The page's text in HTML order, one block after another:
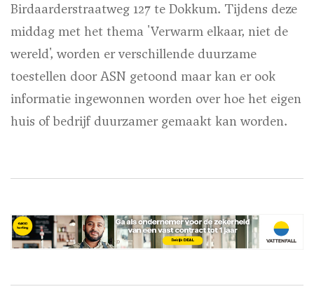
Birdaarderstraatweg 127 te Dokkum. Tijdens deze
middag met het thema 'Verwarm elkaar, niet de
wereld', worden er verschillende duurzame
toestellen door ASN getoond maar kan er ook
informatie ingewonnen worden over hoe het eigen
huis of bedrijf duurzamer gemaakt kan worden.